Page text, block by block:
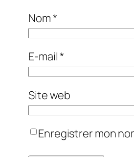
Nom*
E-mail*
Site web
Enregistrer mon